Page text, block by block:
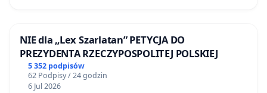
NIE dla „Lex Szarlatan” PETYCJA DO
PREZYDENTA RZECZYPOSPOLITEJ POLSKIEJ
5 352 podpisów
62 Podpisy / 24 godzin
6 Jul 2026